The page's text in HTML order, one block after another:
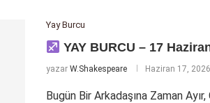
Yay Burcu
YAY BURCU – 17
yazar W.Shakespeare Haziran 17, 2026
Bugün Bir Arkadaşına Zaman